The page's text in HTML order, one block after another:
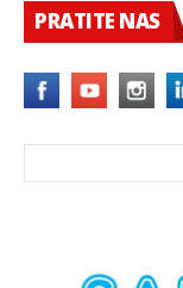
PRATITE NAS